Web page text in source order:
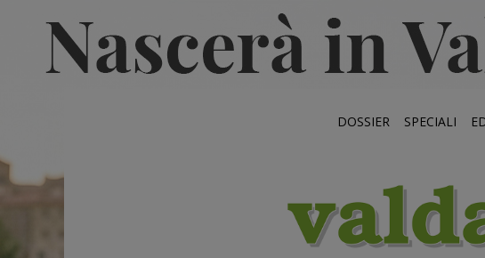
DOSSIER SPECIALI